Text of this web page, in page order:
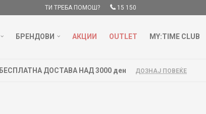
ТИ ТРЕБА ПОМОШ? 15 150
БРЕНДОВИ АКЦИИ OUTLET MY:TIME CLUB
БЕСПЛАТНА ДОСТАВА НАД 3000 ден ДОЗНАЈ ПОВЕЌЕ